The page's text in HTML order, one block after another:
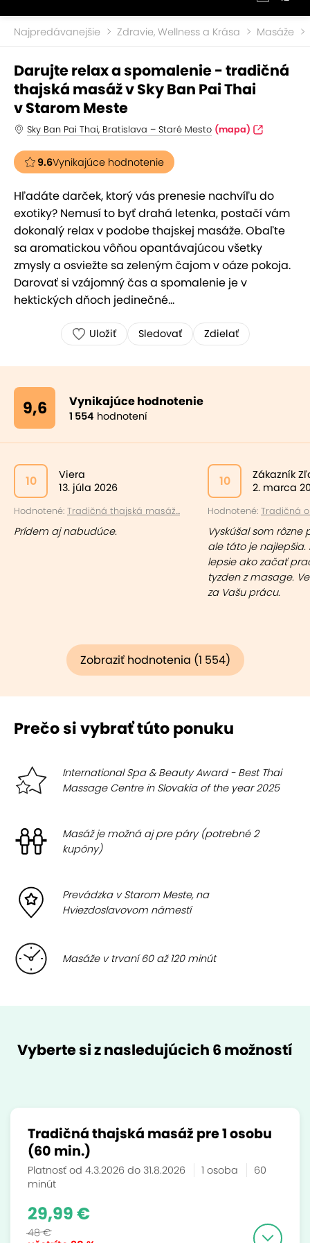
Najpredávanejšie Zdravie, Wellness a Krása Masáže
Darujte relax a spomalenie - tradičná
thajská masáž v Sky Ban Pai Thai
v Starom Meste
Sky Ban Pai Thai, Bratislava – Staré Mesto (mapa)
9.6Vynikajúce hodnotenie
Hľadáte darček, ktorý vás prenesie nachvíľu do
exotiky? Nemusí to byť drahá letenka, postačí vám
dokonalý relax v podobe thajskej masáže. Obaľte
sa aromatickou vôňou opantávajúcou všetky
zmysly a osviežte sa zeleným čajom v oáze pokoja.
Darovať si vzájomný čas a spomalenie je v
hektických dňoch jedinečné...
Uložiť Sledovať Zdielať
9,6 Vynikajúce hodnotenie
1 554 hodnotení
10
Viera
13. júla 2026
Hodnotené: Tradičná thajská masáž...
Prídem aj nabudúce.
10
Zákazník
2. marca
Hodnotené: Tradičná
Vyskúšal som rôzne
ale táto je najlepšia.
lepsie ako začať
tyzden z masage.
za Vašu prácu.
Zobraziť hodnotenia (1 554)
Prečo si vybrať túto ponuku
International Spa & Beauty Award - Best Thai
Massage Centre in Slovakia of the year 2025
Masáž je možná aj pre páry (potrebné 2
kupóny)
Prevádzka v Starom Meste, na
Hviezdoslavovom námestí
Masáže v trvaní 60 až 120 minút
Vyberte si z nasledujúcich 6 možností
Tradičná thajská masáž pre 1 osobu
(60 min.)
Platnosť od 4.3.2026 do 31.8.2026 1 osoba
60
minút
29,99 €
48 €